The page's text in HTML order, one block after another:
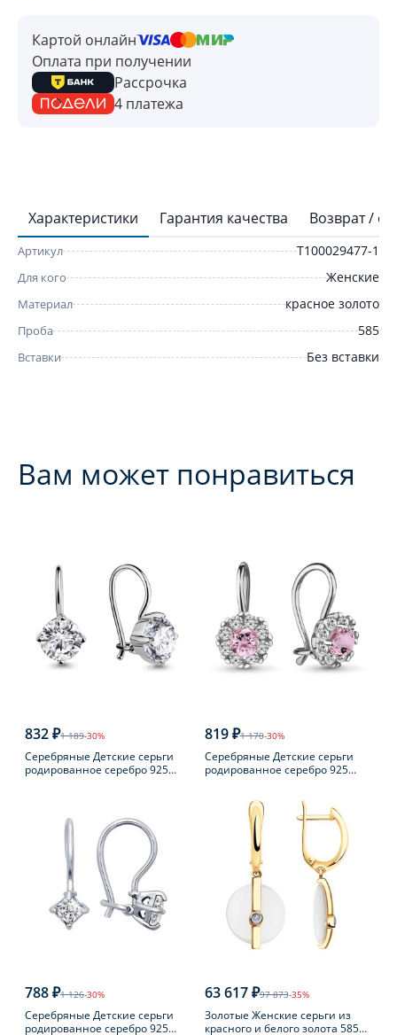
Картой онлайн
Оплата при получении
Рассрочка
4 платежа
Характеристики Гарантия качества Возврат /
Артикул Т100029477-1
Для кого Женские
Материал красное золото
Проба 585
Вставки Без вставки
Вам может понравиться
832 ₽1 189-30%
Серебряные Детские серьги
родированное серебро 925
819 ₽1 170-30%
Серебряные Детские серьги
родированное серебро 925
788 ₽1 126-30%
Серебряные Детские серьги
родированное серебро 925
63 617 ₽97 873-35%
Золотые Женские серьги из
красного и белого золота 585